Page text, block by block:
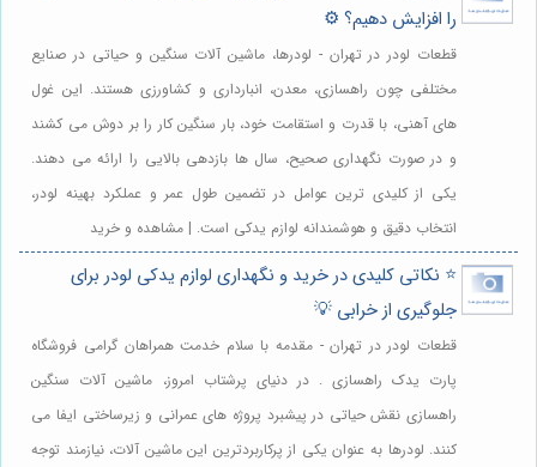
را افزایش دهیم؟ ⚙️
قطعات لودر در تهران - لودرها، ماشین آلات سنگین و حیاتی در صنایع
مختلفی چون راهسازی، معدن، انبارداری و کشاورزی هستند. این غول
های آهنی، با قدرت و استقامت خود، بار سنگین کار را بر دوش می کشند
و در صورت نگهداری صحیح، سال ها بازدهی بالایی را ارائه می دهند.
یکی از کلیدی ترین عوامل در تضمین طول عمر و عملکرد بهینه لودر،
انتخاب دقیق و هوشمندانه لوازم یدکی است. | مشاهده و خرید
⭐️ نکاتی کلیدی در خرید و نگهداری لوازم یدکی لودر برای
جلوگیری از خرابی 💡
قطعات لودر در تهران - مقدمه با سلام خدمت همراهان گرامی فروشگاه
پارت یدک راهسازی . در دنیای پرشتاب امروز، ماشین آلات سنگین
راهسازی نقش حیاتی در پیشبرد پروژه های عمرانی و زیرساختی ایفا می
کنند. لودرها به عنوان یکی از پرکاربردترین این ماشین آلات، نیازمند توجه